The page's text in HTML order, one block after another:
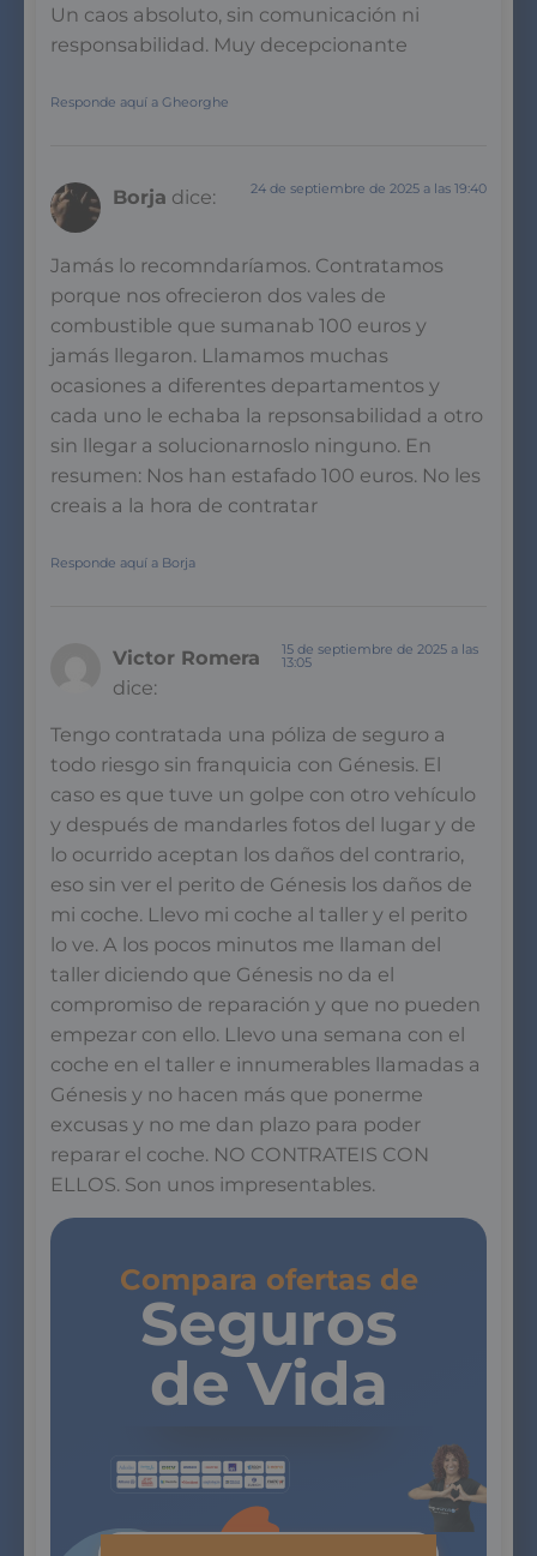
Un caos absoluto, sin comunicación ni
responsabilidad. Muy decepcionante
Responde aquí a Gheorghe
Borja dice: 24 de septiembre de 2025 a las 19:40
Jamás lo recomndaríamos. Contratamos
porque nos ofrecieron dos vales de
combustible que sumanab 100 euros y
jamás llegaron. Llamamos muchas
ocasiones a diferentes departamentos y
cada uno le echaba la repsonsabilidad a otro
sin llegar a solucionarnoslo ninguno. En
resumen: Nos han estafado 100 euros. No les
creais a la hora de contratar
Responde aquí a Borja
Victor Romera
dice:
15 de septiembre de 2025 a las
13:05
Tengo contratada una póliza de seguro a
todo riesgo sin franquicia con Génesis. El
caso es que tuve un golpe con otro vehículo
y después de mandarles fotos del lugar y de
lo ocurrido aceptan los daños del contrario,
eso sin ver el perito de Génesis los daños de
mi coche. Llevo mi coche al taller y el perito
lo ve. A los pocos minutos me llaman del
taller diciendo que Génesis no da el
compromiso de reparación y que no pueden
empezar con ello. Llevo una semana con el
coche en el taller e innumerables llamadas a
Génesis y no hacen más que ponerme
excusas y no me dan plazo para poder
reparar el coche. NO CONTRATEIS CON
ELLOS. Son unos impresentables.
Compara ofertas de
Seguros
de Vida